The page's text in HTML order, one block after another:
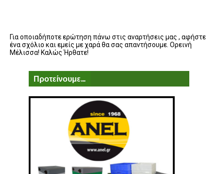
Για οποιαδήποτε ερώτηση πάνω στις αναρτήσεις μας , αφήστε
ένα σχόλιο και εμείς με χαρά θα σας απαντήσουμε. Ορεινή
Μέλισσα! Καλώς Ήρθατε!
Προτείνουμε...